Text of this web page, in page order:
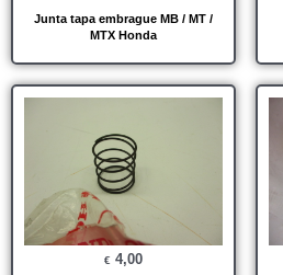
Junta tapa embrague MB / MT /
MTX Honda
€ 4,00